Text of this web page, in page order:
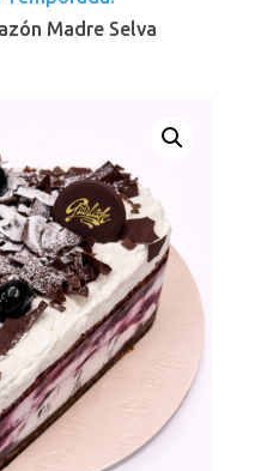
Madre Selva